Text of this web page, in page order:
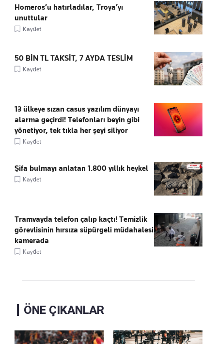
Homeros’u hatırladılar, Troya’yı
unuttular
Kaydet
50 BİN TL TAKSİT, 7 AYDA TESLİM
Kaydet
13 ülkeye sızan casus yazılım dünyayı
alarma geçirdi! Telefonları beyin gibi
yönetiyor, tek tıkla her şeyi siliyor
Kaydet
Şifa bulmayı anlatan 1.800 yıllık heykel
Kaydet
Tramvayda telefon çalıp kaçtı! Temizlik
görevlisinin hırsıza süpürgeli müdahalesi
kamerada
Kaydet
ÖNE ÇIKANLAR